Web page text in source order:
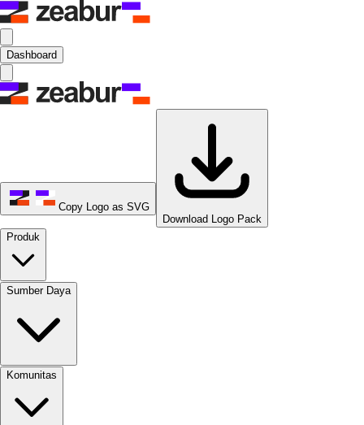
Dashboard
Copy Logo as SVG
Download Logo Pack
Produk
Sumber Daya
Komunitas